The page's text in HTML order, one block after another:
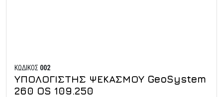
ΚΩΔΙΚΟΣ 002
ΥΠΟΛΟΓΙΣΤΗΣ ΨΕΚΑΣΜΟΥ GeoSystem
260 OS 109.250